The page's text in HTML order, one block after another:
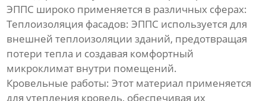
Линия для однослойных
гофрированных труб
Линия по производству труб
из ПВХ
Линия по производству
ЭППС широко применяется в различных сферах:
Теплоизоляция фасадов: ЭППС используется для
внешней теплоизоляции зданий, предотвращая
потери тепла и создавая комфортный
микроклимат внутри помещений.
Кровельные работы: Этот материал применяется
для утепления кровель, обеспечивая их